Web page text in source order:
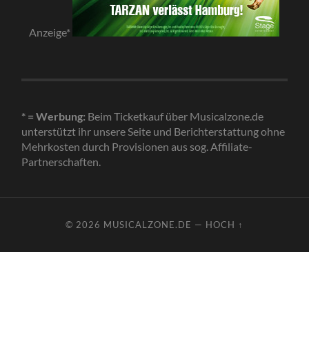
Anzeige*
* = Werbung: Beim Ticketkauf über Musicalzone.de
unterstützt ihr unsere Seite und Berichterstattung ohne
Mehrkosten durch Provisionen aus sog. Affiliate-
Partnerschaften.
© 2026 MUSICALZONE.DE — HOCH ↑